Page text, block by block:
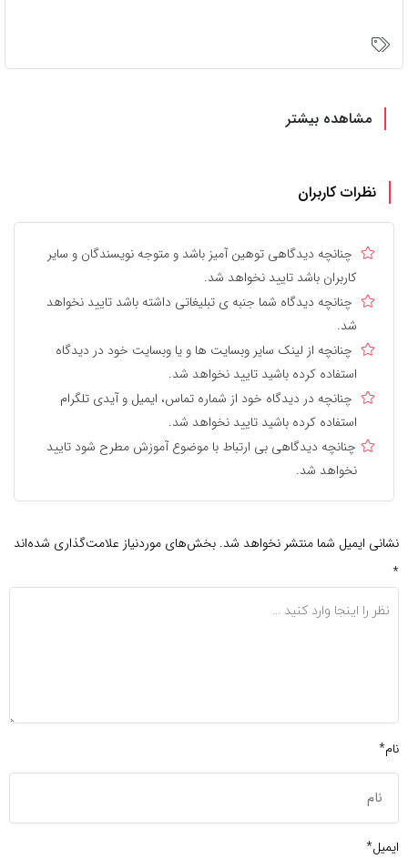
مشاهده بیشتر
نظرات کاربران
چنانچه دیدگاهی توهین آمیز باشد و متوجه نویسندگان و سایر
کاربران باشد تایید نخواهد شد.
چنانچه دیدگاه شما جنبه ی تبلیغاتی داشته باشد تایید نخواهد
شد.
چنانچه از لینک سایر وبسایت ها و یا وبسایت خود در دیدگاه
استفاده کرده باشید تایید نخواهد شد.
چنانچه در دیدگاه خود از شماره تماس، ایمیل و آیدی تلگرام
استفاده کرده باشید تایید نخواهد شد.
چنانچه دیدگاهی بی ارتباط با موضوع آموزش مطرح شود تایید
نخواهد شد.
نشانی ایمیل شما منتشر نخواهد شد. بخش‌های موردنیاز علامت‌گذاری شده‌اند
*
نام*
ایمیل*